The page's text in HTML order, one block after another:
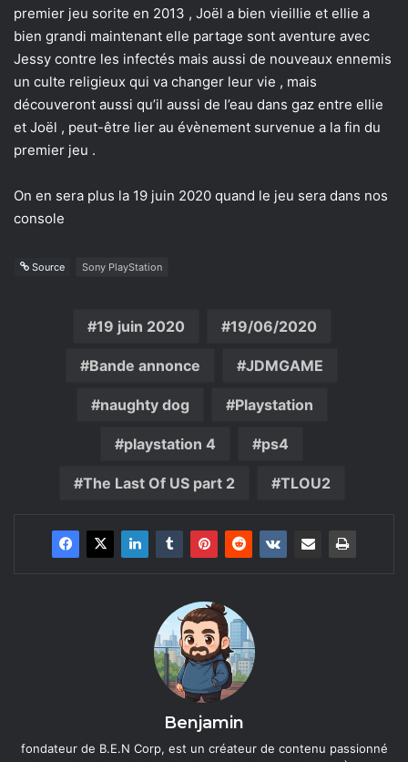
premier jeu sorite en 2013 , Joël a bien vieillie et ellie a
bien grandi maintenant elle partage sont aventure avec
Jessy contre les infectés mais aussi de nouveaux ennemis
un culte religieux qui va changer leur vie , mais
découveront aussi qu’il aussi de l’eau dans gaz entre ellie
et Joël , peut-être lier au évènement survenue a la fin du
premier jeu .
On en sera plus la 19 juin 2020 quand le jeu sera dans nos
console
Source Sony PlayStation
19 juin 2020 19/06/2020
Bande annonce JDMGAME
naughty dog Playstation
playstation 4 ps4
The Last Of US part 2 TLOU2
Benjamin
fondateur de B.E.N Corp, est un créateur de contenu passionné